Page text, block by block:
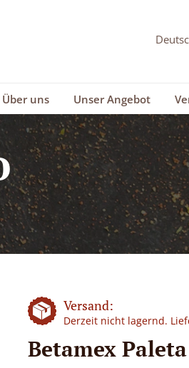
Über uns Unser Angebot
Versand:
Derzeit nicht lagernd.
Betamex